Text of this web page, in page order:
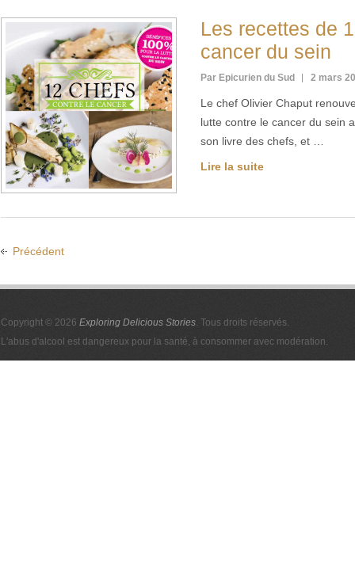
Les recettes de
cancer du sein
Par Epicurien du Sud 2 mars
Le chef Olivier Chaput
lutte contre le cancer du sein
son livre des chefs, et …
Lire la suite
Précédent
Copyright © 2026 Exploring Delicious Stories. Tous droits réservés.
L'abus d'alcool est dangereux pour la santé, à consommer avec modération.